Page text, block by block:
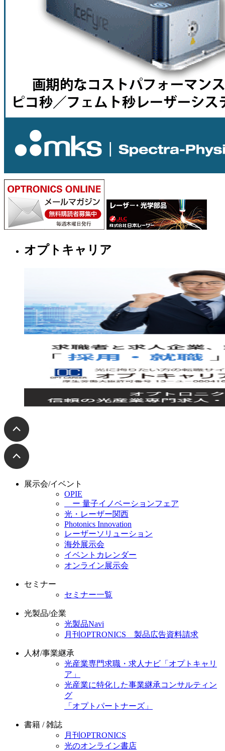
オプトキャリア
展示会/イベント
OPIE
ー 量子イノベーションフェア
光・レーザー関西
Photonics Innovation
レーザーソリューション
海外展示会
イベントカレンダー
オンライン展示会
セミナー
セミナー一覧
光製品/企業
光製品Navi
月刊OPTRONICS 製品広告資料請求
人材/事業継承
光産業専門求職・求人ナビ「オプトキャリ
ア」
光産業に特化した事業継承コンサルティン
グ
「オプトパートナーズ」
書籍 / 雑誌
月刊OPTRONICS
光のオンライン書店